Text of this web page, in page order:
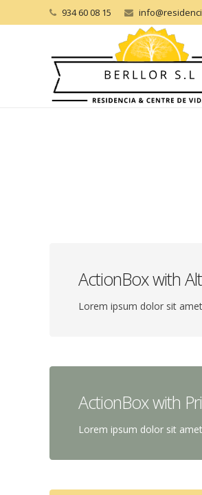
934 60 08 15
ActionBox with
Lorem ipsum dolor sit
ActionBox with
Lorem ipsum dolor sit